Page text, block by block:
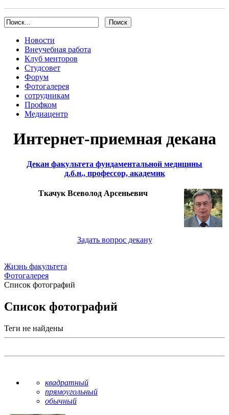
Новости
Внеучебная работа
Клуб менторов
Студсовет
Форум
Фотогалерея
сотрудникам
Профком
Медиацентр
Интернет-приемная декана
Декан факультета фундаментальной медицины
д.б.н., профессор, академик
Ткачук Всеволод Арсеньевич
Задать вопрос декану
Жизнь факультета
Фотогалерея
Список фотографий
Список фотографий
Теги не найдены
квадратный
прямоугольный
обычный